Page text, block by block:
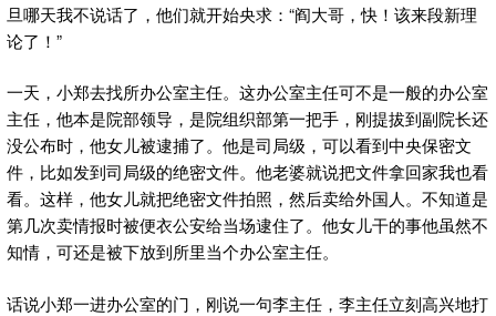
旦哪天我不说话了，他们就开始央求：“阎大哥，快！该来段新理
论了！”
一天，小郑去找所办公室主任。这办公室主任可不是一般的办公室
主任，他本是院部领导，是院组织部第一把手，刚提拔到副院长还
没公布时，他女儿被逮捕了。他是司局级，可以看到中央保密文
件，比如发到司局级的绝密文件。他老婆就说把文件拿回家我也看
看。这样，他女儿就把绝密文件拍照，然后卖给外国人。不知道是
第几次卖情报时被便衣公安给当场逮住了。他女儿干的事他虽然不
知情，可还是被下放到所里当个办公室主任。
话说小郑一进办公室的门，刚说一句李主任，李主任立刻高兴地打